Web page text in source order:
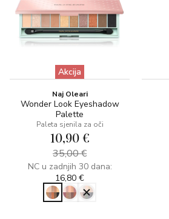
Akcija
Naj Oleari
Wonder Look Eyeshadow
Palette
Paleta sjenila za oči
10,90 €
35,00 €
NC u zadnjih 30 dana:
16,80 €